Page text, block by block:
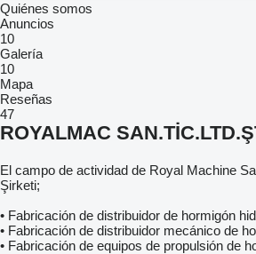
Quiénes somos
Anuncios
10
Galería
10
Mapa
Reseñas
47
ROYALMAC
El campo de actividad de Royal Machine
Şirketi;
• Fabricación de distribuidor de hormigón
• Fabricación de distribuidor mecánico de
• Fabricación de equipos de propulsión de